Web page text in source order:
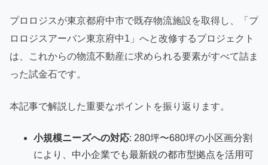
プロロジスが東京都府中市で既存物流施設を取得し、「プ
ロロジスアーバン東京府中1」へと改修するプロジェクト
は、これからの物流不動産に求められる要素がすべて詰ま
った試金石です。
本記事で解説した重要なポイントを振り返ります。
小規模ニーズへの対応: 280坪〜680坪の小区画分割
により、中小企業でも最新鋭の都市型拠点を活用可